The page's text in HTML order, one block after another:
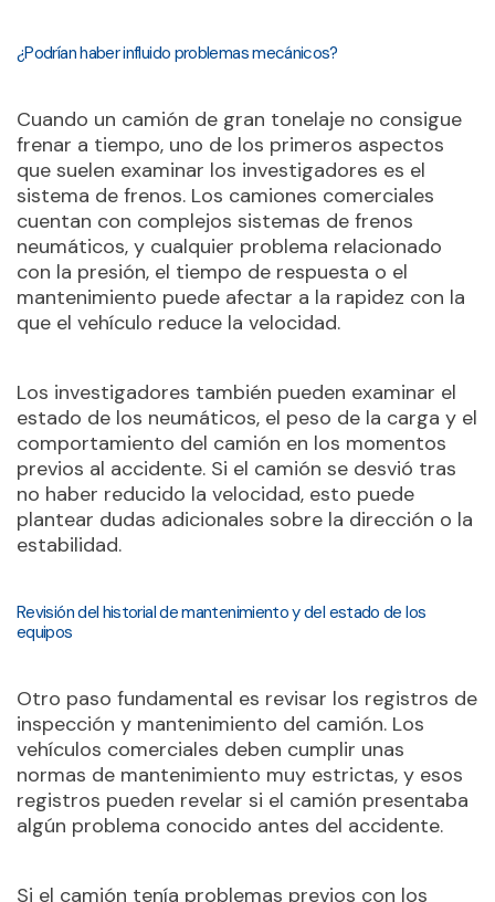
¿Podrían haber influido problemas mecánicos?
Cuando un camión de gran tonelaje no consigue
frenar a tiempo, uno de los primeros aspectos
que suelen examinar los investigadores es el
sistema de frenos. Los camiones comerciales
cuentan con complejos sistemas de frenos
neumáticos, y cualquier problema relacionado
con la presión, el tiempo de respuesta o el
mantenimiento puede afectar a la rapidez con la
que el vehículo reduce la velocidad.
Los investigadores también pueden examinar el
estado de los neumáticos, el peso de la carga y el
comportamiento del camión en los momentos
previos al accidente. Si el camión se desvió tras
no haber reducido la velocidad, esto puede
plantear dudas adicionales sobre la dirección o la
estabilidad.
Revisión del historial de mantenimiento y del estado de los
equipos
Otro paso fundamental es revisar los registros de
inspección y mantenimiento del camión. Los
vehículos comerciales deben cumplir unas
normas de mantenimiento muy estrictas, y esos
registros pueden revelar si el camión presentaba
algún problema conocido antes del accidente.
Si el camión tenía problemas previos con los